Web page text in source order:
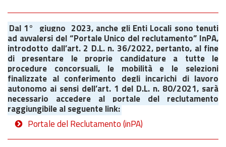
Dal 1° giugno 2023, anche gli Enti Locali sono tenuti
ad avvalersi del “Portale Unico del reclutamento” InPA,
introdotto dall’art. 2 D.L. n. 36/2022, pertanto, al fine
di presentare le proprie candidature a tutte le
procedure concorsuali, le mobilità e le selezioni
finalizzate al conferimento degli incarichi di lavoro
autonomo ai sensi dell’art. 1 del D.L. n. 80/2021, sarà
necessario accedere al portale del reclutamento
raggiungibile al seguente link:
Portale del Reclutamento (inPA)